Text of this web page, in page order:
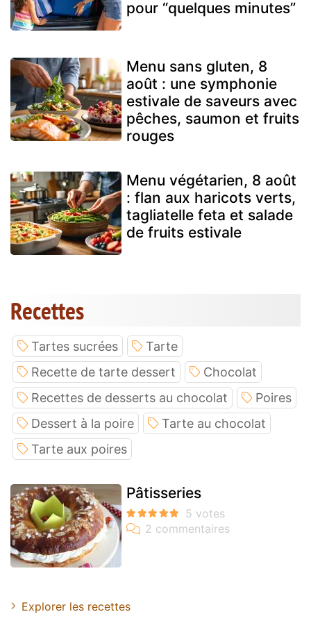
pour “quelques minutes”
Menu sans gluten, 8
août : une symphonie
estivale de saveurs avec
pêches, saumon et fruits
rouges
Menu végétarien, 8 août
: flan aux haricots verts,
tagliatelle feta et salade
de fruits estivale
Recettes
Tartes sucrées
Tarte
Recette de tarte dessert
Chocolat
Recettes de desserts au chocolat
Poires
Dessert à la poire
Tarte au chocolat
Tarte aux poires
Pâtisseries
Explorer les recettes